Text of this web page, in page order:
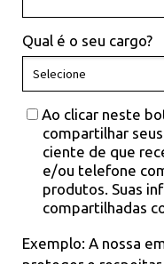
Qual é o seu cargo?
Ao clicar neste
compartilhar
ciente de que
e/ou telefone
produtos. Suas
compartilhadas
Exemplo: A nossa